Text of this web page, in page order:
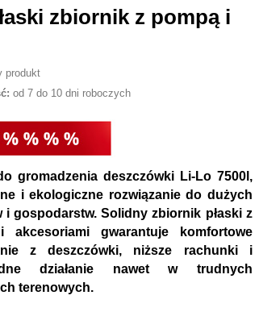
zbiornik z pompą i
produkt
od 7 do 10 dni roboczych
gromadzenia deszczówki Li-Lo 7500l,
i ekologiczne rozwiązanie do dużych
i gospodarstw. Solidny zbiornik płaski z
akcesoriami gwarantuje komfortowe
z deszczówki, niższe rachunki i
działanie nawet w trudnych
terenowych.